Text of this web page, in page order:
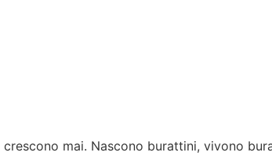
mai. Nascono burattini, vivono